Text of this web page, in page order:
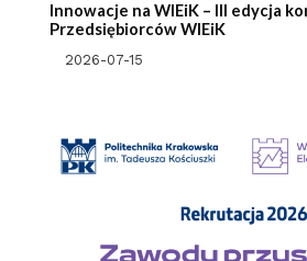
Innowacje na WIEiK – III edycja
Przedsiębiorców WIEiK
2026-07-15